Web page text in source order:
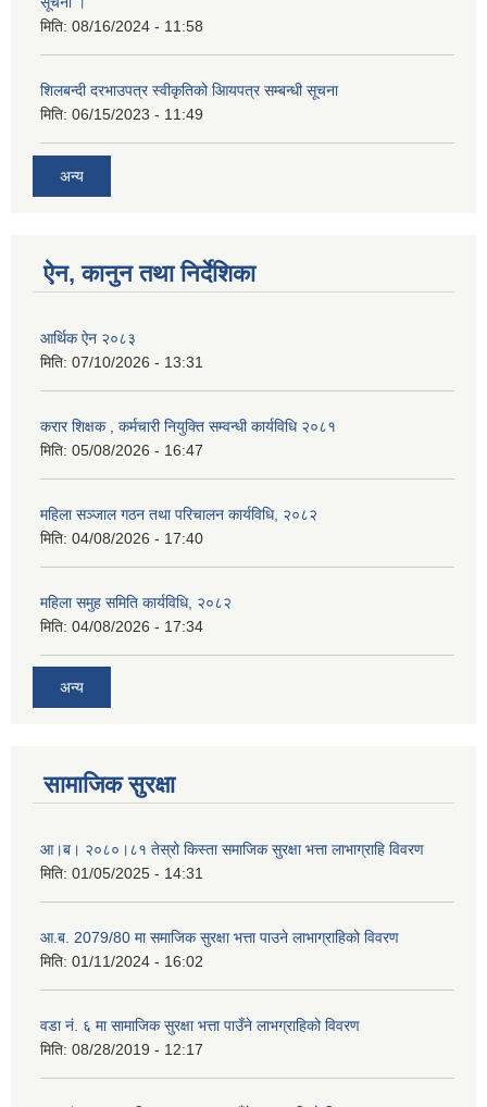
मिति: 08/16/2024 - 11:58
शिलबन्दी दरभाउपत्र स्वीकृतिको आियपत्र सम्बन्धी सूचना
मिति: 06/15/2023 - 11:49
अन्य
ऐन, कानुन तथा निर्देशिका
आर्थिक ऐन २०८३
मिति: 07/10/2026 - 13:31
करार शिक्षक , कर्मचारी नियुक्ति सम्वन्धी कार्यविधि २०८१
मिति: 05/08/2026 - 16:47
महिला सञ्जाल गठन तथा परिचालन कार्यविधि, २०८२
मिति: 04/08/2026 - 17:40
महिला समुह समिति कार्यविधि, २०८२
मिति: 04/08/2026 - 17:34
अन्य
सामाजिक सुरक्षा
आ।ब। २०८०।८१ तेस्रो किस्ता समाजिक सुरक्षा भत्ता लाभाग्राहि विवरण
मिति: 01/05/2025 - 14:31
आ.ब. 2079/80 मा समाजिक सुरक्षा भत्ता पाउने लाभाग्राहिको विवरण
मिति: 01/11/2024 - 16:02
वडा नं. ६ मा सामाजिक सुरक्षा भत्ता पाउँने लाभग्राहिको विवरण
मिति: 08/28/2019 - 12:17